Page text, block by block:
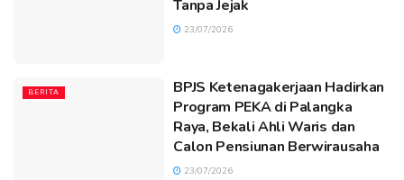
Tanpa Jejak
23/07/2026
BERITA
BPJS Ketenagakerjaan Hadirkan
Program PEKA di Palangka
Raya, Bekali Ahli Waris dan
Calon Pensiunan Berwirausaha
23/07/2026